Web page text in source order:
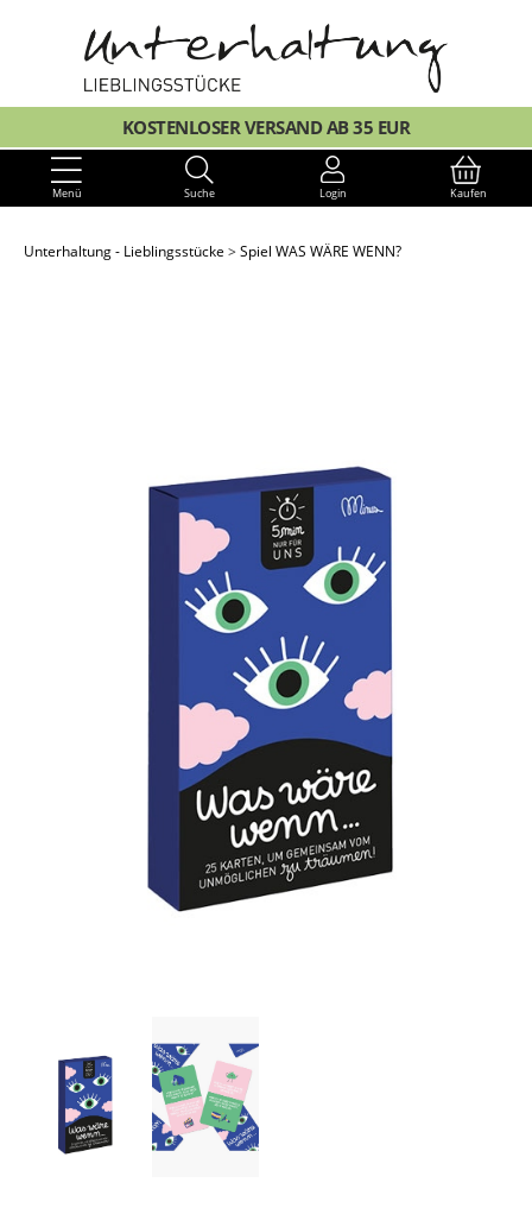
KOSTENLOSER VERSAND AB 35 EUR
Menü Suche Login Kaufen
Unterhaltung - Lieblingsstücke Spiel WAS WÄRE WENN?